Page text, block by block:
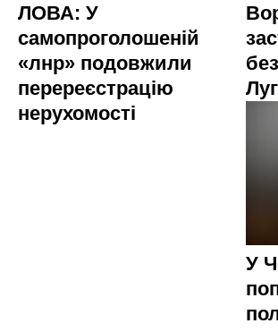
ЛОВА: У
самопроголошеній
«лнр» подовжили
перереєстрацію
нерухомості
У